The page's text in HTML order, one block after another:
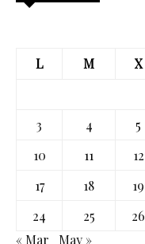
L
M X
3
4 5
10
11 12
17
18 19
24
25 26
« Mar
May »